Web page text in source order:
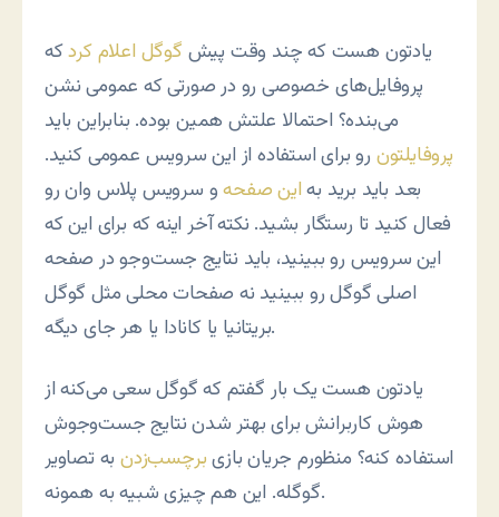
یادتون هست که چند وقت پیش گوگل اعلام کردکه
پروفایل‌های خصوصی رو در صورتی که عمومی نشن
می‌بنده؟ احتمالا علتش همین بوده. بنابراین باید
پروفایلتون رو برای استفاده از این سرویس عمومی کنید.
بعد باید برید بهاین صفحهو سرویس پلاس وان رو
فعال کنید تا رستگار بشید. نکته آخر اینه که برای این که
این سرویس رو ببینید، باید نتایج جست‌وجو در صفحه
اصلی گوگل رو ببینید نه صفحات محلی مثل گوگل
بریتانیا یا کانادا یا هر جای دیگه.
یادتون هست یک بار گفتم که گوگل سعی می‌کنه از
هوش کاربرانش برای بهتر شدن نتایج جست‌وجوش
استفاده کنه؟ منظورم جریان بازیبرچسب‌زدن به تصاویر
گوگله. این هم چیزی شبیه به همونه.